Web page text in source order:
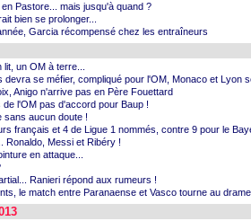
Pastore... mais jusqu'à quand ?
bien se prolonger...
Garcia récompensé chez les entraîneurs
un OM à terre...
devra se méfier, compliqué pour l'OM, Monaco et Lyon
Anigo n'arrive pas en Père Fouettard
de l'OM pas d'accord pour Baup !
sans aucun doute !
français et 4 de Ligue 1 nommés, contre 9 pour le
Ronaldo, Messi et Ribéry !
en attaque...
Ranieri répond aux rumeurs !
le match entre Paranaense et Vasco tourne au